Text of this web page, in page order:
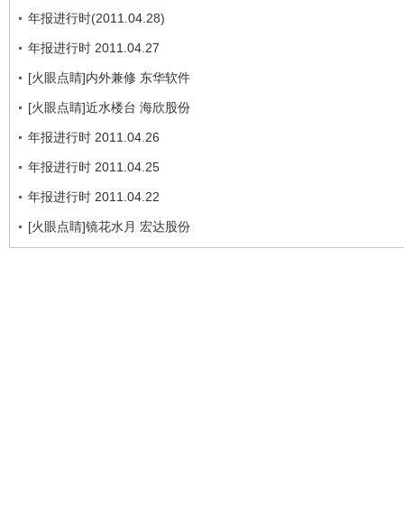
年报进行时(2011.04.28)
年报进行时 2011.04.27
[火眼点睛]内外兼修 东华软件
[火眼点睛]近水楼台 海欣股份
年报进行时 2011.04.26
年报进行时 2011.04.25
年报进行时 2011.04.22
[火眼点睛]镜花水月 宏达股份